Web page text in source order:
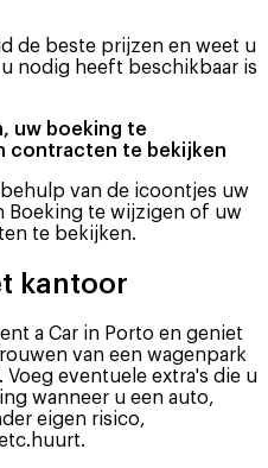
de beste prijzen en weet u
nodig heeft beschikbaar is
uw boeking te
contracten te bekijken
van de icoontjes uw
Boeking te wijzigen of uw
te bekijken.
kantoor
a Car in Porto en geniet
van een wagenpark
eventuele extra's die u
wanneer u een auto,
eigen risico,